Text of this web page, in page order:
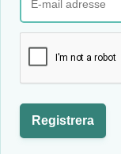
Registrera